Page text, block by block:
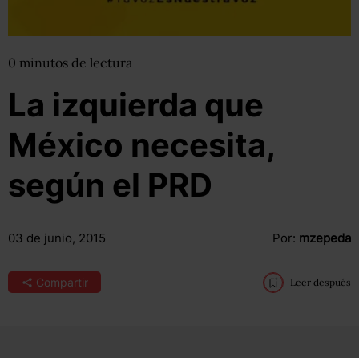
0 minutos de lectura
La izquierda que
México necesita,
según el PRD
03 de junio, 2015 Por: mzepeda
Compartir Leer después